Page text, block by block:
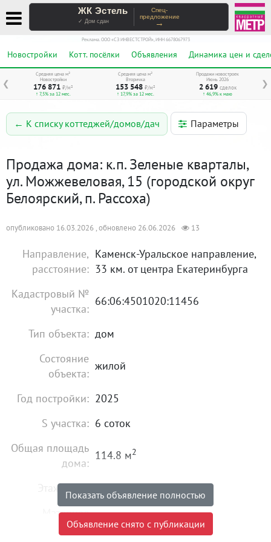
ЖК Эстель
✓ Дом сдан
Спец-
предложение
→
Реклама. ООО «СЗ ИНВЕСТСТРОЙ», ИНН 6678067973
Новостройки Котт. посёлки Объявления Динамика цен и
❮ ❯
Средняя цена м²
Новостройки
176 871 ₽/м²
↑ 7,5% за 12 мес.
Средняя цена м²
Вторичка
153 548 ₽/м²
↑ 17,9% за 12 мес.
Продажи новостроек
Июнь 2026
2 619 сделок
↑ 46,9% к маю
← К списку коттеджей/домов/дач Параметры
Продажа дома: к.п. Зеленые кварталы,
ул. Можжевеловая, 15 (городской округ
Белоярский, п. Рассоха)
опубликовано 16.03.2026 , обновлено 26.06.2026 13
Направление,
расстояние:
Каменск-Уральское направление,
33 км. от центра Екатеринбурга
Кадастровый №
участка:
66:06:4501020:11456
Тип объекта: дом
Состояние
объекта:
жилой
Год постройки: 2025
S участка: 6 соток
Общая площадь
дома:
114.8 м2
Этажность: 1
Материал
постройки:
блочный
Показать объявление полностью
Объявление снято с публикации